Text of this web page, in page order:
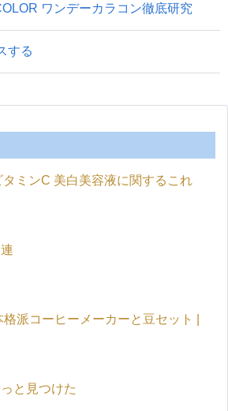
ワンデーカラコン徹底研究
する
タミンC 美白美容液に関するこれ
格派コーヒーメーカーと豆セット |
と見つけた